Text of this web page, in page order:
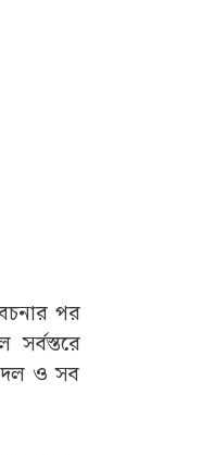
পর
দল ও সব